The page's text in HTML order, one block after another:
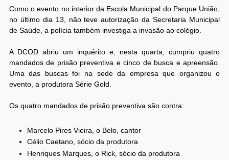
Como o evento no interior da Escola Municipal do Parque União,
no último dia 13, não teve autorização da Secretaria Municipal
de Saúde, a polícia também investiga a invasão ao colégio.
A DCOD abriu um inquérito e, nesta quarta, cumpriu quatro
mandados de prisão preventiva e cinco de busca e apreensão.
Uma das buscas foi na sede da empresa que organizou o
evento, a produtora Série Gold.
Os quatro mandados de prisão preventiva são contra:
Marcelo Pires Vieira, o Belo, cantor
Célio Caetano, sócio da produtora
Henriques Marques, o Rick, sócio da produtora